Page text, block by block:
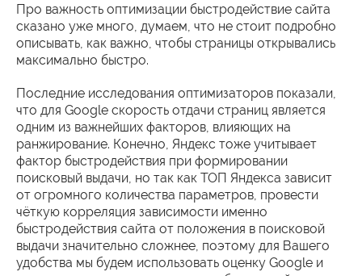
Про важность оптимизации быстродействие сайта
сказано уже много, думаем, что не стоит подробно
описывать, как важно, чтобы страницы открывались
максимально быстро.
Последние исследования оптимизаторов показали,
что для Google скорость отдачи страниц является
одним из важнейших факторов, влияющих на
ранжирование. Конечно, Яндекс тоже учитывает
фактор быстродействия при формировании
поисковый выдачи, но так как ТОП Яндекса зависит
от огромного количества параметров, провести
чёткую корреляция зависимости именно
быстродействия сайта от положения в поисковой
выдачи значительно сложнее, поэтому для Вашего
удобства мы будем использовать оценку Google и